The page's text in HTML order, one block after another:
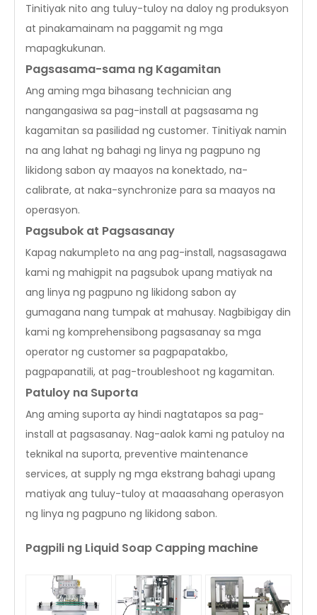
Tinitiyak nito ang tuluy-tuloy na daloy ng produksyon
at pinakamainam na paggamit ng mga
mapagkukunan.
Pagsasama-sama ng Kagamitan
Ang aming mga bihasang technician ang
nangangasiwa sa pag-install at pagsasama ng
kagamitan sa pasilidad ng customer. Tinitiyak namin
na ang lahat ng bahagi ng linya ng pagpuno ng
likidong sabon ay maayos na konektado, na-
calibrate, at naka-synchronize para sa maayos na
operasyon.
Pagsubok at Pagsasanay
Kapag nakumpleto na ang pag-install, nagsasagawa
kami ng mahigpit na pagsubok upang matiyak na
ang linya ng pagpuno ng likidong sabon ay
gumagana nang tumpak at mahusay. Nagbibigay din
kami ng komprehensibong pagsasanay sa mga
operator ng customer sa pagpapatakbo,
pagpapanatili, at pag-troubleshoot ng kagamitan.
Patuloy na Suporta
Ang aming suporta ay hindi nagtatapos sa pag-
install at pagsasanay. Nag-aalok kami ng patuloy na
teknikal na suporta, preventive maintenance
services, at supply ng mga ekstrang bahagi upang
matiyak ang tuluy-tuloy at maaasahang operasyon
ng linya ng pagpuno ng likidong sabon.
Pagpili ng Liquid Soap Capping machine